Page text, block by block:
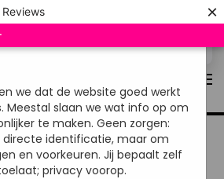
Reviews ×
inhoud gaan
“Skillet”
we dat de website goed werkt
Meestal slaan we wat info op om
te maken. Geen zorgen:
identificatie, maar om
en voorkeuren. Jij bepaalt zelf
privacy voorop.